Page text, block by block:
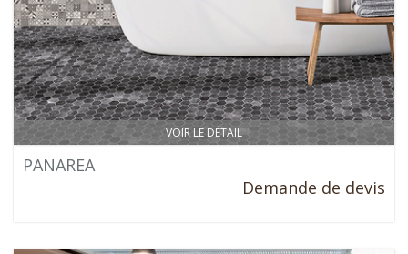
VOIR LE DÉTAIL
PANAREA
Demande de devis